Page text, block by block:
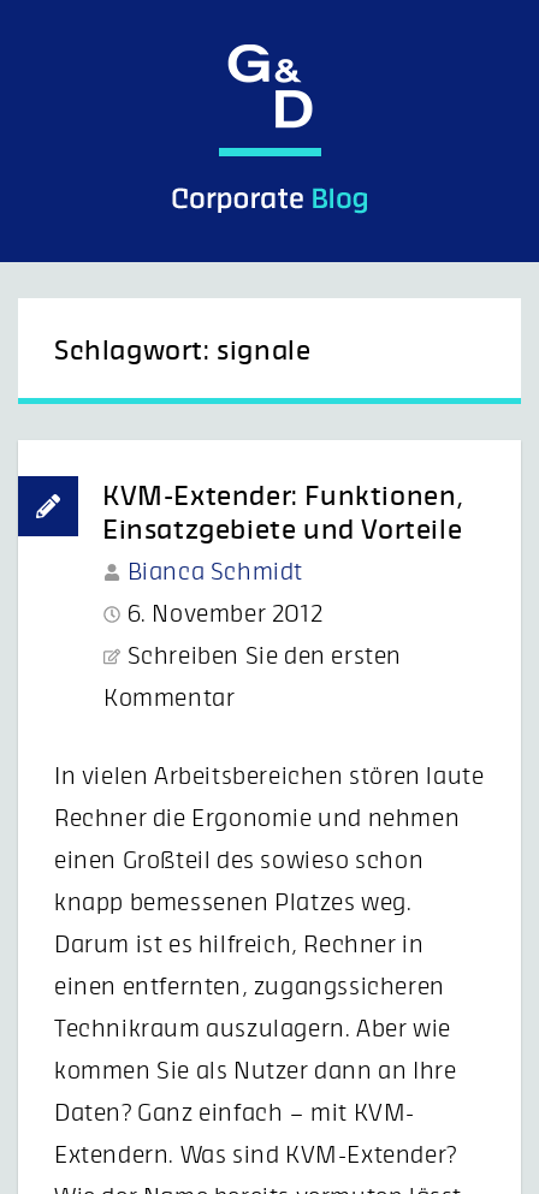
G&D Control what you see.
Schlagwort: signale
KVM-Extender: Funktionen,
Einsatzgebiete und Vorteile
Bianca Schmidt
6. November 2012
Schreiben Sie den ersten
Kommentar
In vielen Arbeitsbereichen stören laute
Rechner die Ergonomie und nehmen
einen Großteil des sowieso schon
knapp bemessenen Platzes weg.
Darum ist es hilfreich, Rechner in
einen entfernten, zugangssicheren
Technikraum auszulagern. Aber wie
kommen Sie als Nutzer dann an Ihre
Daten? Ganz einfach – mit KVM-
Extendern. Was sind KVM-Extender?